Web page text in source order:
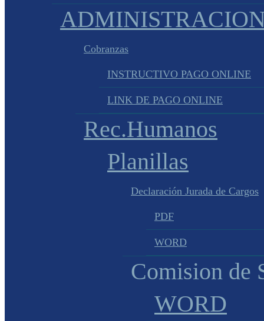
Cobranzas
INSTRUCTIVO PAGO ONLINE
LINK DE PAGO ONLINE
Rec.Humanos
Planillas
Declaración Jurada de Cargos
PDF
WORD
Comision de
WORD